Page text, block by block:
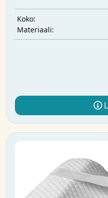
Koko:
Materiaali: